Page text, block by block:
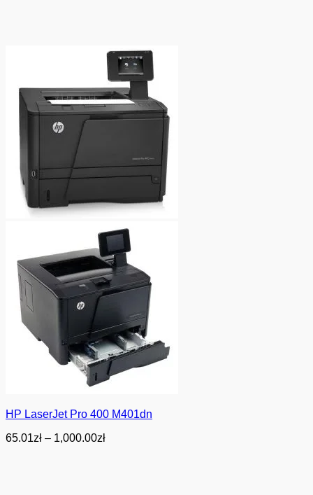
HP LaserJet Pro 400 M401dn
65.01zł – 1,000.00złZakres